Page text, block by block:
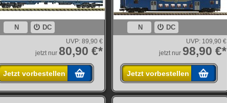
N DC
UVP: 89,90 €
jetzt nur 80,90 €*
Jetzt vorbestellen
N DC
UVP: 109,90 €
jetzt nur 98,90 €*
Jetzt vorbestellen